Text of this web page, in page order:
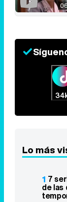
Lo más
1 7
de las